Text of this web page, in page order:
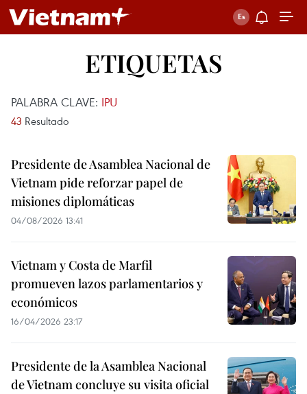
ETIQUETAS
PALABRA CLAVE: IPU
43 Resultado
Presidente de Asamblea Nacional de
Vietnam pide reforzar papel de
misiones diplomáticas
04/08/2026 13:41
Vietnam y Costa de Marfil
promueven lazos parlamentarios y
económicos
16/04/2026 23:17
Presidente de la Asamblea Nacional
de Vietnam concluye su visita oficial